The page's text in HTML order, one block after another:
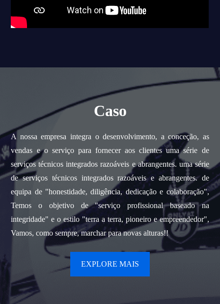
Caso
A nossa empresa integra o desenvolvimento, a conceção, as
vendas e o serviço para fornecer aos clientes uma série de
serviços técnicos integrados razoáveis e abrangentes. uma série
de serviços técnicos integrados razoáveis e abrangentes. de
equipa de "honestidade, diligência, dedicação e colaboração",
Temos o objetivo de "serviço profissional baseado na
integridade" e o estilo "terra a terra, pioneiro e empreendedor",
Vamos, como sempre, marchar para novas alturas!!
EXPLORE MAIS